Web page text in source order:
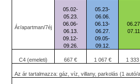
Ár/apartman/7éj
05.02-
05.23.
06.06-
06.13.
09.12-
09.26.
05.23-
06.06.
06.13-
06.27.
09.05-
09.12.
07.11.
C4 (emeleti) 667 € 1 067 € 1 333
Az ár tartalmazza: gáz, víz, villany, parkolás (1 autó/